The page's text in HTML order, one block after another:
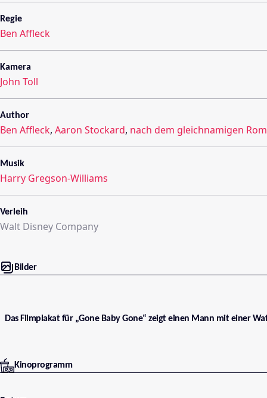
Regie
Ben Affleck
Kamera
John Toll
Author
Ben Affleck, Aaron Stockard, nach dem gleichnamigen
Musik
Harry Gregson-Williams
Verleih
Walt Disney Company
Bilder
Das Filmplakat für „Gone Baby Gone“ zeigt einen Mann mit einer
Kinoprogramm